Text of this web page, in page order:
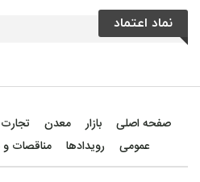
نماد اعتماد
صفحه اصلی بازار معدن تجارت
عمومی
رویدادها مناقصات و